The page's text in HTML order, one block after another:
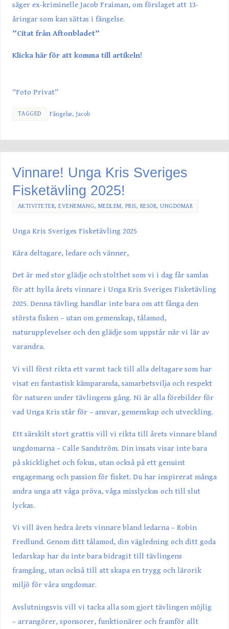
säger ex-kriminelle Jacob Fraiman, om förslaget att 13-
åringar som kan sättas i fängelse.
”Citat från Aftonbladet”
Klicka här för att komma till artikeln!
”Foto Privat”
TAGGED Fängelse, Jacob
Vinnare! Unga Kris Sveriges
Fisketävling 2025!
AKTIVITETER,EVENEMANG, MEDLEM, PRIS, RESOR,UNGDOMAR
Unga Kris Sveriges Fisketävling 2025
Kära deltagare, ledare och vänner,
Det är med stor glädje och stolthet som vi i dag får samlas
för att hylla årets vinnare i Unga Kris Sveriges Fisketävling
2025. Denna tävling handlar inte bara om att fånga den
största fisken – utan om gemenskap, tålamod,
naturupplevelser och den glädje som uppstår när vi lär av
varandra.
Vi vill först rikta ett varmt tack till alla deltagare som har
visat en fantastisk kämparanda, samarbetsvilja och respekt
för naturen under tävlingens gång. Ni är alla förebilder för
vad Unga Kris står för – ansvar, gemenskap och utveckling.
Ett särskilt stort grattis vill vi rikta till årets vinnare bland
ungdomarna – Calle Sandström. Din insats visar inte bara
på skicklighet och fokus, utan också på ett genuint
engagemang och passion för fisket. Du har inspirerat många
andra unga att våga pröva, våga misslyckas och till slut
lyckas.
Vi vill även hedra årets vinnare bland ledarna – Robin
Fredlund. Genom ditt tålamod, din vägledning och ditt goda
ledarskap har du inte bara bidragit till tävlingens
framgång, utan också till att skapa en trygg och lärorik
miljö för våra ungdomar.
Avslutningsvis vill vi tacka alla som gjort tävlingen möjlig
– arrangörer, sponsorer, funktionärer och framför allt